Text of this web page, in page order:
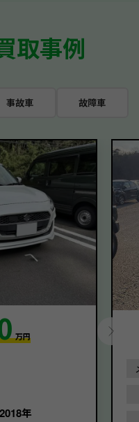
取事例
事故車 故障車
万円
年